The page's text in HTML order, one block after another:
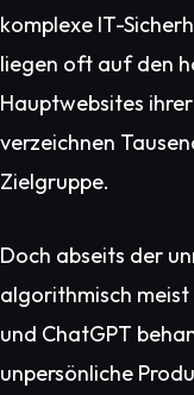
komplexe IT-
liegen oft auf den
Hauptwebsites
verzeichnen
Zielgruppe.
Doch abseits der
algorithmisch
und ChatGPT
unpersönliche